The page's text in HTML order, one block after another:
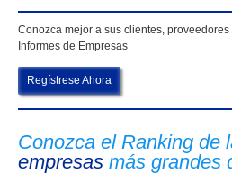
Conozca mejor a sus clientes,
Informes de Empresas
Regístrese Ahora
Conozca el Ranking de
empresas más grandes